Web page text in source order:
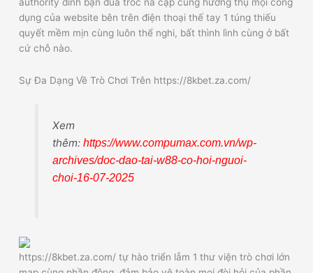
dụng của website bên trên điện thoại thế tay 1 túng thiếu
quyết mềm mịn cùng luôn thể nghi, bất thình lình cùng ở bất
cứ chỗ nào.
Sự Đa Dạng Về Trò Chơi Trên https://8kbet.za.com/
Xem
thêm: https://www.compumax.com.vn/wp-
archives/doc-dao-tai-w88-co-hoi-nguoi-
choi-16-07-2025
https://8kbet.za.com/ tự hào triển lẵm 1 thư viện trò chơi lớn